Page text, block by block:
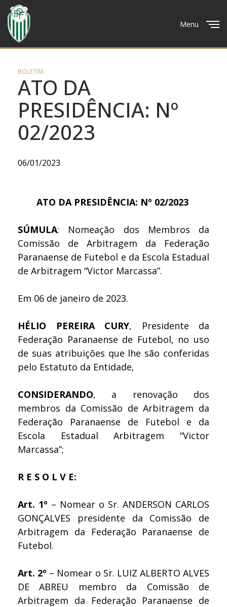
Menu
BOLETIM
ATO DA
PRESIDÊNCIA: Nº
02/2023
06/01/2023
ATO DA PRESIDÊNCIA: Nº 02/2023
SÚMULA: Nomeação dos Membros da
Comissão de Arbitragem da Federação
Paranaense de Futebol e da Escola Estadual
de Arbitragem “Victor Marcassa”.
Em 06 de janeiro de 2023.
HÉLIO PEREIRA CURY, Presidente da
Federação Paranaense de Futebol, no uso
de suas atribuições que lhe são conferidas
pelo Estatuto da Entidade,
CONSIDERANDO, a renovação dos
membros da Comissão de Arbitragem da
Federação Paranaense de Futebol e da
Escola Estadual Arbitragem “Victor
Marcassa”;
R E S O L V E:
Art. 1º – Nomear o Sr. ANDERSON CARLOS
GONÇALVES presidente da Comissão de
Arbitragem da Federação Paranaense de
Futebol.
Art. 2º – Nomear o Sr. LUIZ ALBERTO ALVES
DE ABREU membro da Comissão de
Arbitragem da Federação Paranaense de